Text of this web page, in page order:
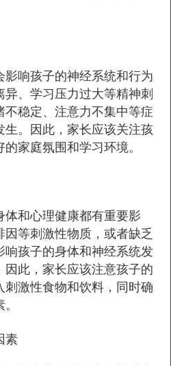
响孩子的神经系统和行为
、学习压力过大等精神刺
稳定、注意力不集中等症
生。因此，家长应该关注孩
家庭氛围和学习环境。
和心理健康都有重要影
等刺激性物质，或者缺乏
响孩子的身体和神经系统发
此，家长应该注意孩子的
激性食物和饮料，同时确
素